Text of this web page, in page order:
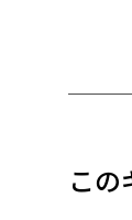
こ